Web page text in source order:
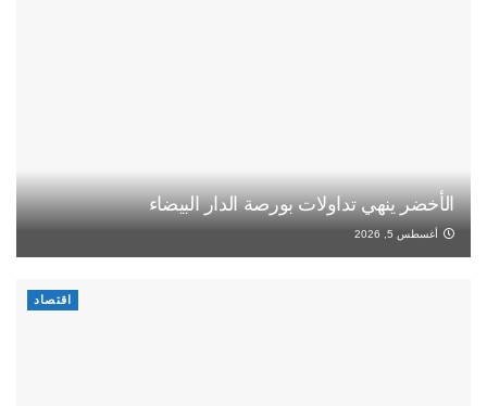
الأخضر ينهي تداولات بورصة الدار البيضاء
أغسطس 5, 2026
اقتصاد